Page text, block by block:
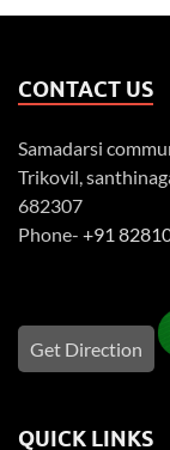
CONTACT US
Samadarsi
Trikovil,
682307
Phone- +91
Get Direction
QUICK LINKS